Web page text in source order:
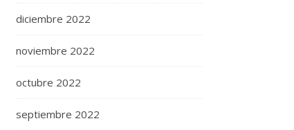
diciembre 2022
noviembre 2022
octubre 2022
septiembre 2022